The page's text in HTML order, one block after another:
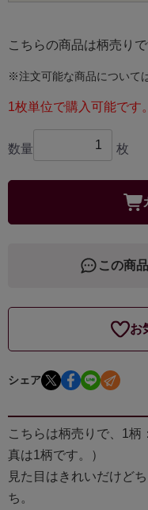
こちらの商品は柄売り
※注文可能な商品について
1枚単位で購入可能です。
数量 枚
この商
お
シェア
こちらは柄売りで、1柄
真は1柄です。）
見た目はきれいだけど
ち。